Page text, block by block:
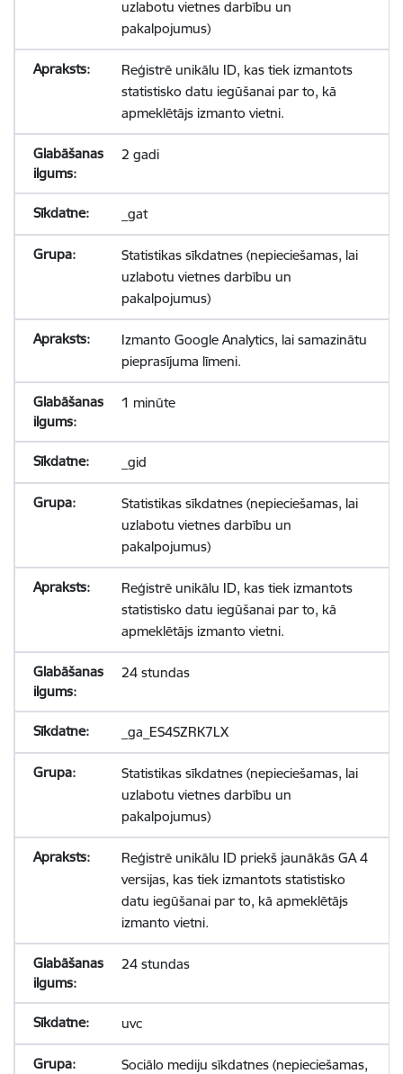
uzlabotu vietnes darbību un
pakalpojumus)
Reģistrē unikālu ID, kas tiek izmantots
statistisko datu iegūšanai par to, kā
apmeklētājs izmanto vietni.
2 gadi
_gat
Statistikas sīkdatnes (nepieciešamas, lai
uzlabotu vietnes darbību un
pakalpojumus)
Izmanto Google Analytics, lai samazinātu
pieprasījuma līmeni.
1 minūte
_gid
Statistikas sīkdatnes (nepieciešamas, lai
uzlabotu vietnes darbību un
pakalpojumus)
Reģistrē unikālu ID, kas tiek izmantots
statistisko datu iegūšanai par to, kā
apmeklētājs izmanto vietni.
24 stundas
_ga_ES4SZRK7LX
Statistikas sīkdatnes (nepieciešamas, lai
uzlabotu vietnes darbību un
pakalpojumus)
Reģistrē unikālu ID priekš jaunākās GA 4
versijas, kas tiek izmantots statistisko
datu iegūšanai par to, kā apmeklētājs
izmanto vietni.
24 stundas
uvc
Sociālo mediju sīkdatnes (nepieciešamas,